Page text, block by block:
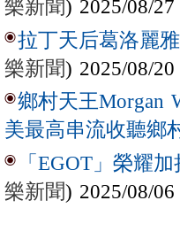
樂新聞) 2025/08/27
拉丁天后葛洛麗
樂新聞) 2025/08/20
鄉村天王Morgan
美最高串流收聽鄉
「EGOT」榮耀
樂新聞) 2025/08/06